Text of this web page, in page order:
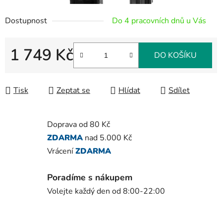
Dostupnost Do 4 pracovních dnů u Vás
1 749 Kč DO KOŠÍKU
Tisk Zeptat se Hlídat Sdílet
Doprava od 80 Kč
ZDARMA nad 5.000 Kč
VráceníZDARMA
Poradíme s nákupem
Volejte každý den od 8:00-22:00